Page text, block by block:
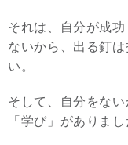
それは、自分が成
ないから、出る釘
い。
そして、自分をな
「学び」がありまし